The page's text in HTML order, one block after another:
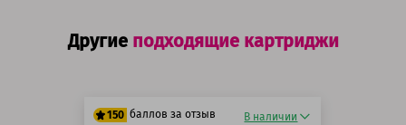
Другие подходящие картриджи
150 баллов за отзыв В наличии